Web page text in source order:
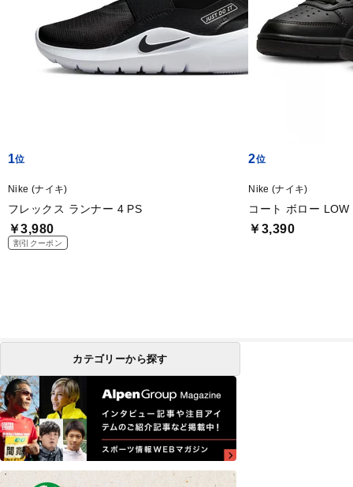
1
Nike (ナイキ)
フレックス ランナー 4 PS
￥3,980
割引クーポン
2
Nike (ナイキ)
コート ボロー
￥3,390
カテゴリーから探す